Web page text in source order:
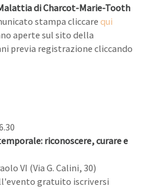
di Charcot-Marie-Tooth
stampa cliccarequi
aperte sul sito della
previa registrazione cliccando
riconoscere, curare e
VI (Via G. Calini, 30)
gratuito iscriversi